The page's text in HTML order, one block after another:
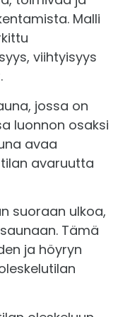
Malli
viihtyisyys
jossa on
luonnon osaksi
avaa
avaruutta
suoraan ulkoa,
Tämä
ja höyryn